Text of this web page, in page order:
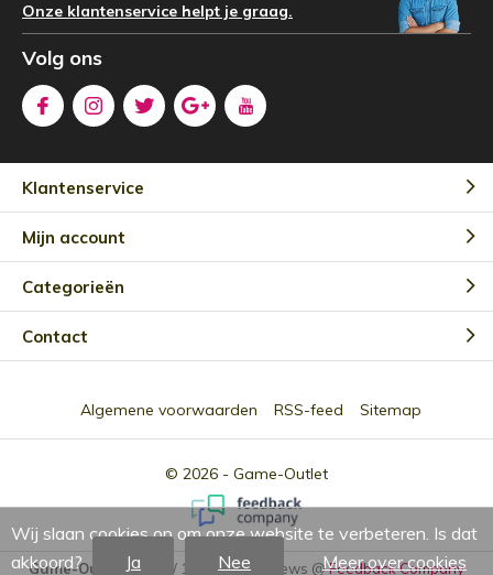
Onze klantenservice helpt je graag.
Volg ons
Klantenservice
Mijn account
Categorieën
Contact
© 2026 - Game-Outlet
Algemene voorwaarden RSS-feed Sitemap
Game-Outlet NL / 10 2301Reviews @Feedback Company
Wij slaan cookies op om onze website te verbeteren. Is dat
akkoord?
Ja Nee Meer over cookies